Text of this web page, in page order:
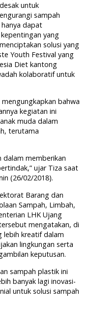
untuk
sampah
dapat
yang
solusi yang
Youth Festival yang
Diet kantong
kolaboratif untuk
bahwa
kegiatan ini
muda dalam
terutama
dalam memberikan
ujar Tiza saat
(26/02/2018).
Barang dan
Sampah, Limbah,
LHK Ujang
mengatakan, di
lebih kreatif dalam
lingkungan serta
keputusan.
sampah plastik ini
banyak lagi inovasi-
untuk solusi sampah